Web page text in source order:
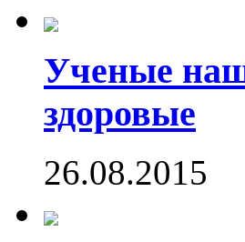
Ученые
здоровые
26.08.2015